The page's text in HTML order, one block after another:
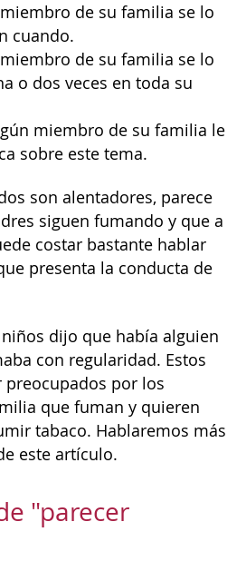
de su familia se lo
cuando.
de su familia se lo
o dos veces en toda su
miembro de su familia le
sobre este tema.
son alentadores, parece
siguen fumando y que a
costar bastante hablar
presenta la conducta de
dijo que había alguien
con regularidad. Estos
preocupados por los
que fuman y quieren
tabaco. Hablaremos más
este artículo.
"parecer